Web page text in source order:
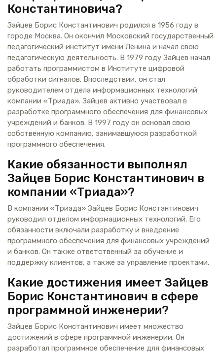
Константиновича?
Зайцев Борис Константинович родился в 1956 году в
городе Москва. Он окончил Московский государственный
педагогический институт имени Ленина и начал свою
педагогическую деятельность. В 1979 году Зайцев начал
работать программистом в Институте цифровой
обработки сигналов. Впоследствии, он стал
руководителем отдела информационных технологий
компании «Триада». Зайцев активно участвовал в
разработке программного обеспечения для финансовых
учреждений и банков. В 1997 году он основал свою
собственную компанию, занимавшуюся разработкой
программного обеспечения.
Какие обязанности выполнял
Зайцев Борис Константинович в
компании «Триада»?
В компании «Триада» Зайцев Борис Константинович
руководил отделом информационных технологий. Его
обязанности включали разработку и внедрение
программного обеспечения для финансовых учреждений
и банков. Он также ответственный за обучение и
поддержку клиентов, а также за управление проектами.
Какие достижения имеет Зайцев
Борис Константинович в сфере
программной инженерии?
Зайцев Борис Константинович имеет множество
достижений в сфере программной инженерии. Он
разработал программное обеспечение для финансовых